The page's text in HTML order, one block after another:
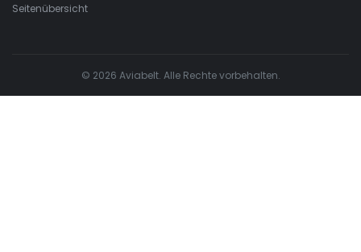
Seitenübersicht
© 2026 Aviabelt. Alle Rechte vorbehalten.